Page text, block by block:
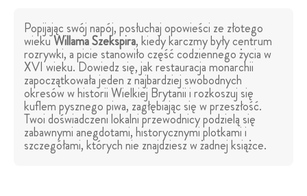
Popijając swój napój, posłuchaj opowieści ze złotego
wiekuWillama Szekspira, kiedy karczmy były centrum
rozrywki, a picie stanowiło część codziennego życia w
XVI wieku. Dowiedz się, jak restauracja monarchii
zapoczątkowała jeden z najbardziej swobodnych
okresów w historii Wielkiej Brytanii i rozkoszuj się
kuflem pysznego piwa, zagłębiając się w przeszłość.
Twoi doświadczeni lokalni przewodnicy podzielą się
zabawnymi anegdotami, historycznymi plotkami i
szczegółami, których nie znajdziesz w żadnej książce.